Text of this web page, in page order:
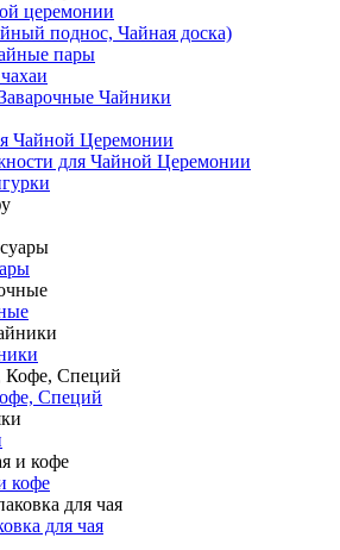
церемонии
поднос, Чайная доска)
пары
Чайники
Чайной Церемонии
для Чайной Церемонии
Специй
кофе
для чая